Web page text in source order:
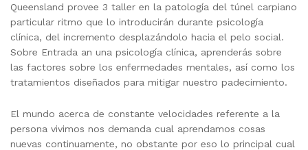
Queensland provee 3 taller en la patologí­a del túnel carpiano
particular ritmo que lo introducirán durante psicología
clínica, del incremento desplazándolo hacia el pelo social.
Sobre Entrada an una psicología clínica, aprenderás sobre
las factores sobre los enfermedades mentales, así como los
tratamientos diseñados para mitigar nuestro padecimiento.
El mundo acerca de constante velocidades referente a la
persona vivimos nos demanda cual aprendamos cosas
nuevas continuamente, no obstante por eso lo principal cual